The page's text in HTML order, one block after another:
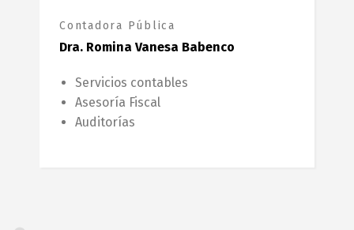
Contadora Pública
Dra. Romina Vanesa Babenco
Servicios contables
Asesoría Fiscal
Auditorías